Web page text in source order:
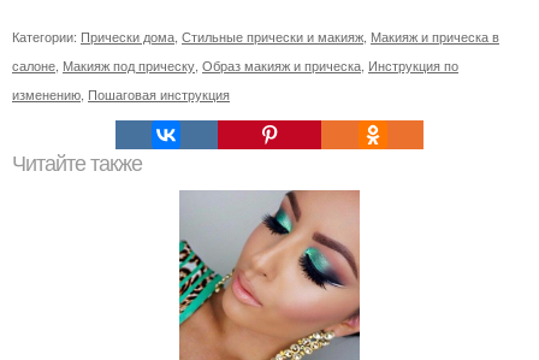
Категории: Прически дома, Стильные прически и макияж, Макияж и прическа в
салоне, Макияж под прическу, Образ макияж и прическа, Инструкция по
изменению, Пошаговая инструкция
Читайте также